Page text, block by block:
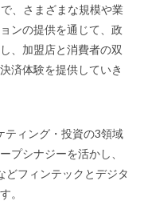
、さまざまな規模や業
ンの提供を通じて、政
、加盟店と消費者の双
済体験を提供していき
ティング・投資の3領域
プシナジーを活かし、
どフィンテックとデジタ
。